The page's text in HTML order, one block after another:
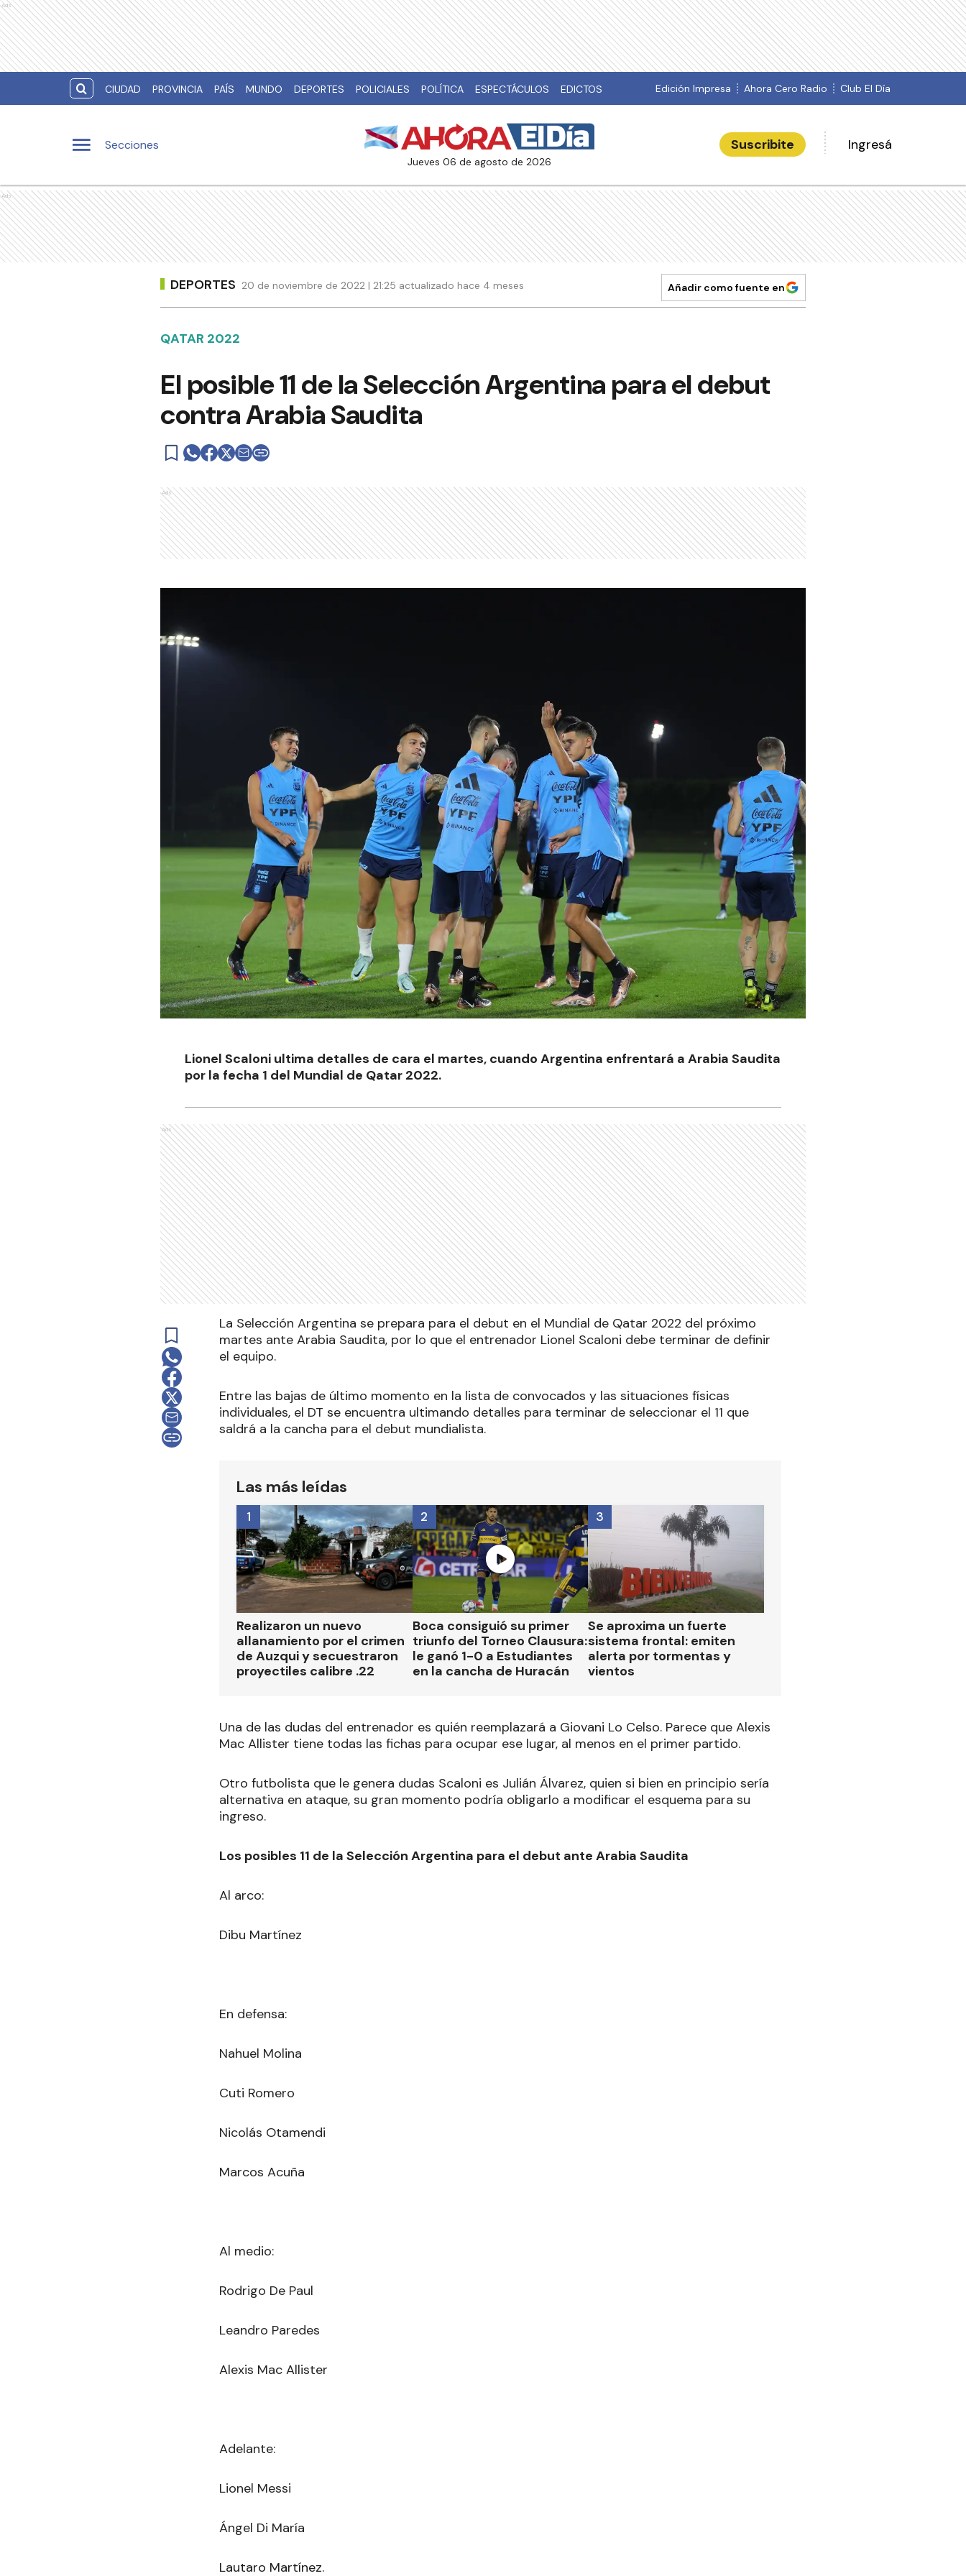
Ads
CIUDAD PROVINCIA PAÍS MUNDO DEPORTES POLICIALES POLÍTICA ESPECTÁCULOS EDICTOS Edición Impresa Ahora Cero Radio Club El Día
Secciones
jueves 06 de agosto de 2026
Suscribite Ingresá
Ads
DEPORTES 20 de noviembre de 2022 | 21:25 actualizado hace 4 meses Añadir como fuente en
QATAR 2022
El posible 11 de la Selección Argentina para el debut
contra Arabia Saudita
Ads
Lionel Scaloni ultima detalles de cara el martes, cuando Argentina enfrentará a Arabia Saudita
por la fecha 1 del Mundial de Qatar 2022.
Ads
La Selección Argentina se prepara para el debut en el Mundial de Qatar 2022 del próximo
martes ante Arabia Saudita, por lo que el entrenador Lionel Scaloni debe terminar de definir
el equipo.
Entre las bajas de último momento en la lista de convocados y las situaciones físicas
individuales, el DT se encuentra ultimando detalles para terminar de seleccionar el 11 que
saldrá a la cancha para el debut mundialista.
Las más leídas
Realizaron un nuevo
allanamiento por el crimen
de Auzqui y secuestraron
proyectiles calibre .22
1
Boca consiguió su primer
triunfo del Torneo Clausura:
le ganó 1-0 a Estudiantes
en la cancha de Huracán
2
Se aproxima un fuerte
sistema frontal: emiten
alerta por tormentas y
vientos
3
Una de las dudas del entrenador es quién reemplazará a Giovani Lo Celso. Parece que Alexis
Mac Allister tiene todas las fichas para ocupar ese lugar, al menos en el primer partido.
Otro futbolista que le genera dudas Scaloni es Julián Álvarez, quien si bien en principio sería
alternativa en ataque, su gran momento podría obligarlo a modificar el esquema para su
ingreso.
Los posibles 11 de la Selección Argentina para el debut ante Arabia Saudita
Al arco:
Dibu Martínez
En defensa:
Nahuel Molina
Cuti Romero
Nicolás Otamendi
Marcos Acuña
Al medio:
Rodrigo De Paul
Leandro Paredes
Alexis Mac Allister
Adelante:
Lionel Messi
Ángel Di María
Lautaro Martínez.